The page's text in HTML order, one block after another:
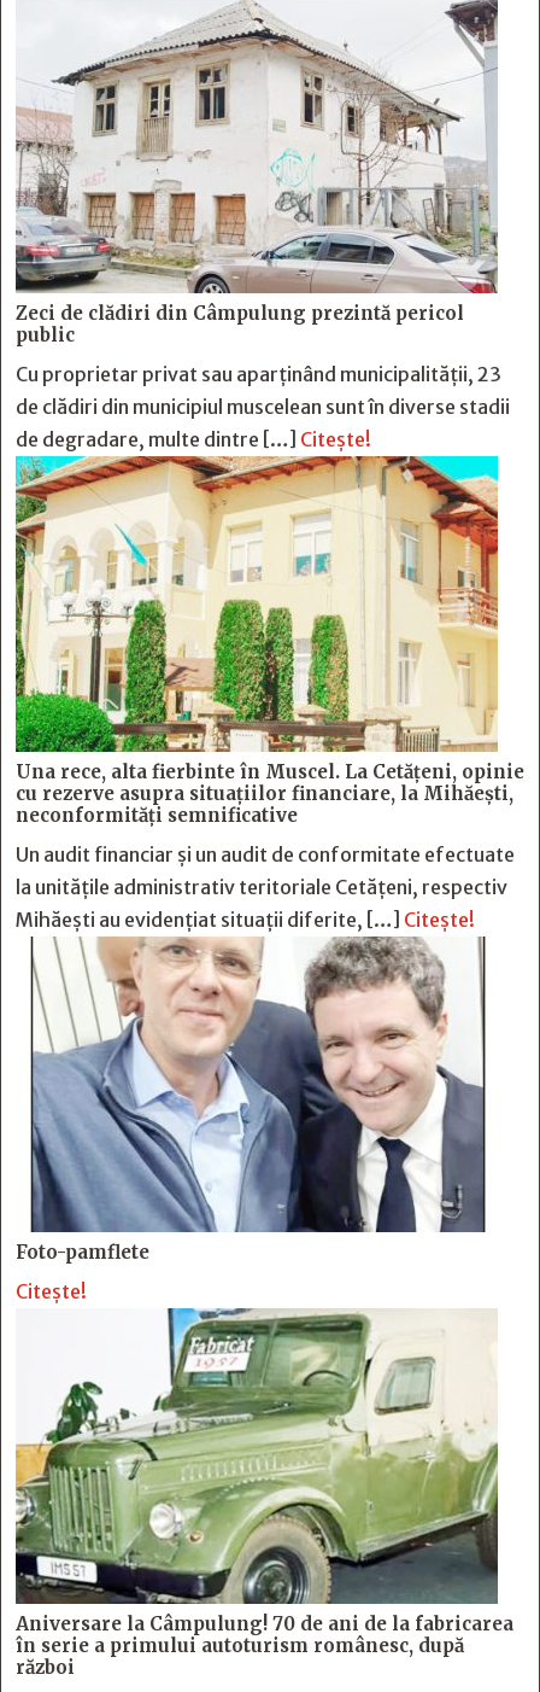
Zeci de clădiri din Câmpulung prezintă pericol
public
Cu proprietar privat sau aparținând municipalității, 23
de clădiri din municipiul muscelean sunt în diverse stadii
de degradare, multe dintre […] Citește!
Una rece, alta fierbinte în Muscel. La Cetăţeni, opinie
cu rezerve asupra situaţiilor financiare, la Mihăeşti,
neconformităţi semnificative
Un audit financiar și un audit de conformitate efectuate
la unitățile administrativ teritoriale Cetățeni, respectiv
Mihăești au evidențiat situații diferite, […] Citește!
Foto-pamflete
Citește!
Aniversare la Câmpulung! 70 de ani de la fabricarea
în serie a primului autoturism românesc, după
război